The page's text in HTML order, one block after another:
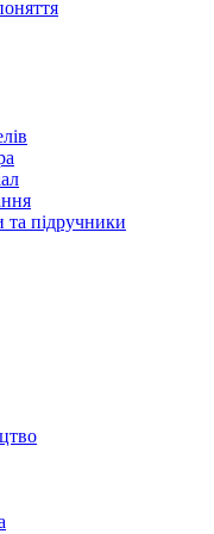
та підручники